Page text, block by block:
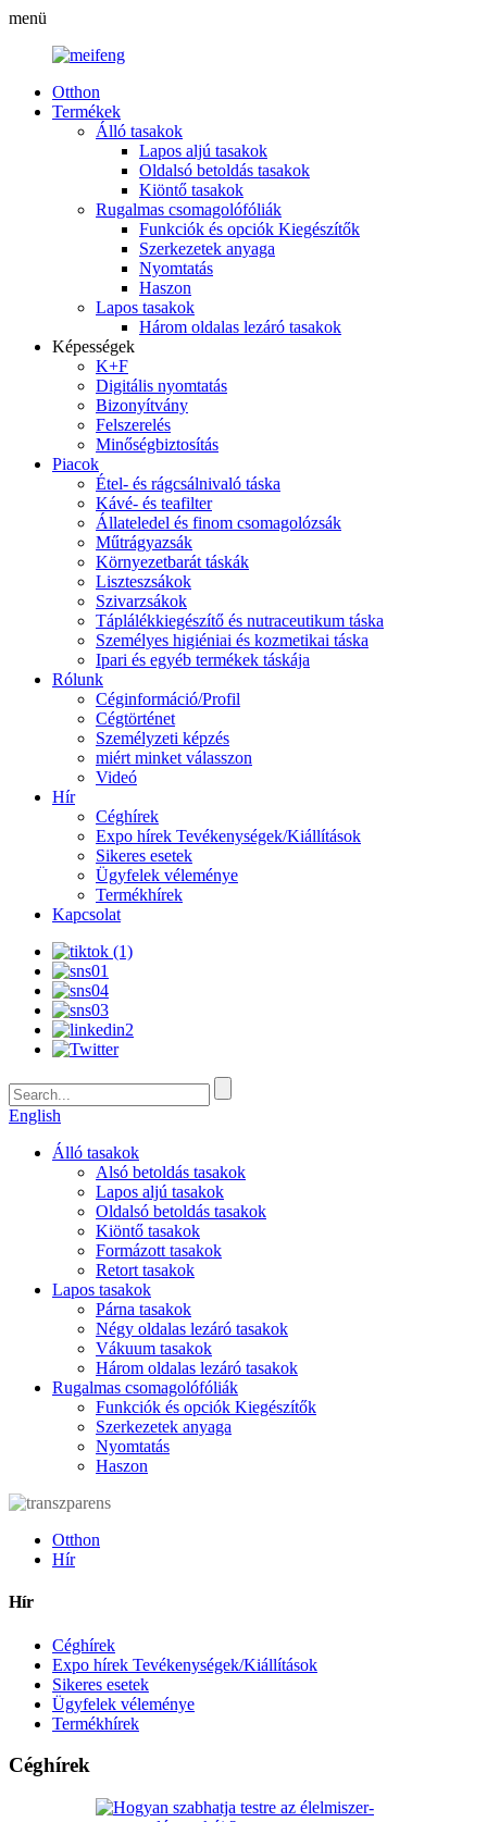
menü
Otthon
Termékek
Álló tasakok
Lapos aljú tasakok
Oldalsó betoldás tasakok
Kiöntő tasakok
Rugalmas csomagolófóliák
Funkciók és opciók Kiegészítők
Szerkezetek anyaga
Nyomtatás
Haszon
Lapos tasakok
Három oldalas lezáró tasakok
Képességek
K+F
Digitális nyomtatás
Bizonyítvány
Felszerelés
Minőségbiztosítás
Piacok
Étel- és rágcsálnivaló táska
Kávé- és teafilter
Állateledel és finom csomagolózsák
Műtrágyazsák
Környezetbarát táskák
Liszteszsákok
Szivarzsákok
Táplálékkiegészítő és nutraceutikum táska
Személyes higiéniai és kozmetikai táska
Ipari és egyéb termékek táskája
Rólunk
Céginformáció/Profil
Cégtörténet
Személyzeti képzés
miért minket válasszon
Videó
Hír
Céghírek
Expo hírek Tevékenységek/Kiállítások
Sikeres esetek
Ügyfelek véleménye
Termékhírek
Kapcsolat
English
Álló tasakok
Alsó betoldás tasakok
Lapos aljú tasakok
Oldalsó betoldás tasakok
Kiöntő tasakok
Formázott tasakok
Retort tasakok
Lapos tasakok
Párna tasakok
Négy oldalas lezáró tasakok
Vákuum tasakok
Három oldalas lezáró tasakok
Rugalmas csomagolófóliák
Funkciók és opciók Kiegészítők
Szerkezetek anyaga
Nyomtatás
Haszon
Otthon
Hír
Hír
Céghírek
Expo hírek Tevékenységek/Kiállítások
Sikeres esetek
Ügyfelek véleménye
Termékhírek
Céghírek